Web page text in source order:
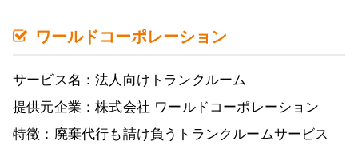
ワールドコーポレーション
サービス名：法人向けトランクルーム
提供元企業：株式会社 ワールドコーポレーション
特徴：廃棄代行も請け負うトランクルームサービス